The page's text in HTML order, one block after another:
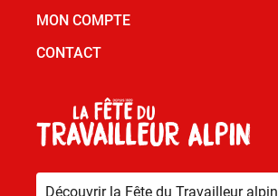
MON COMPTE
CONTACT
Découvrir la Fête du Travailleur alpin